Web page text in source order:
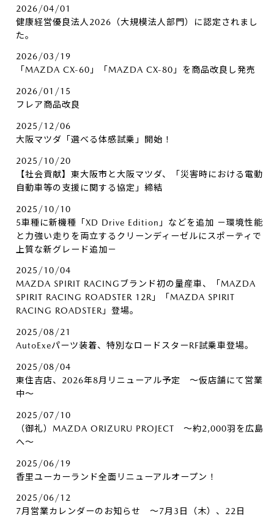
2026/04/01
健康経営優良法人2026（大規模法人部門）に認定されまし
た。
2026/03/19
「MAZDA CX-60」「MAZDA CX-80」を商品改良し発売
2026/01/15
フレア商品改良
2025/12/06
大阪マツダ「選べる体感試乗」開始！
2025/10/20
【社会貢献】東大阪市と大阪マツダ、「災害時における電動
自動車等の支援に関する協定」締結
2025/10/10
5車種に新機種「XD Drive Edition」などを追加 －環境性能
と力強い走りを両立するクリーンディーゼルにスポーティで
上質な新グレード追加－
2025/10/04
MAZDA SPIRIT RACINGブランド初の量産車、「MAZDA
SPIRIT RACING ROADSTER 12R」「MAZDA SPIRIT
RACING ROADSTER」登場。
2025/08/21
AutoExeパーツ装着、特別なロードスターRF試乗車登場。
2025/08/04
東住吉店、2026年8月リニューアル予定 ～仮店舗にて営業
中～
2025/07/10
（御礼）MAZDA ORIZURU PROJECT ～約2,000羽を広島
へ～
2025/06/19
香里ユーカーランド全面リニューアルオープン！
2025/06/12
7月営業カレンダーのお知らせ ～7月3日（木）、22日